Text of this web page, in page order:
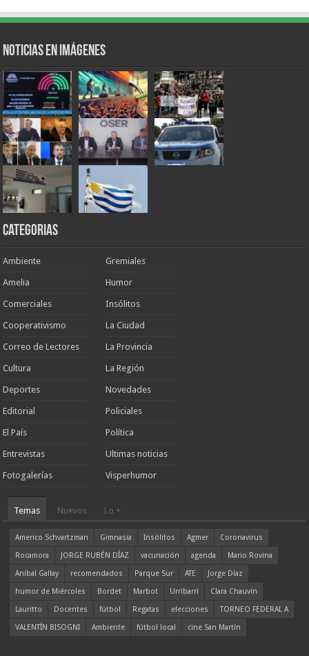
Noticias en Imágenes
Categorias
Ambiente
Amelia
Comerciales
Cooperativismo
Correo de Lectores
Cultura
Deportes
Editorial
El País
Entrevistas
Fotogalerías
Gremiales
Humor
Insólitos
La Ciudad
La Provincia
La Región
Novedades
Policiales
Política
Ultimas noticias
Visperhumor
Temas Nuevos Lo +
Americo Schvartzman Gimnasia Insólitos Agmer
Coronavirus
Rocamora
JORGE RUBÉN DÍAZ vacunación agenda
Mario Rovina
Aníbal Gallay
recomendados Parque Sur ATE
Jorge Díaz
humor de Miércoles
Bordet Marbot Urribarri
Clara Chauvín
Lauritto
Docentes fútbol Regatas elecciones
TORNEO FEDERAL A
VALENTÍN BISOGNI
Ambiente fútbol local cine San Martín